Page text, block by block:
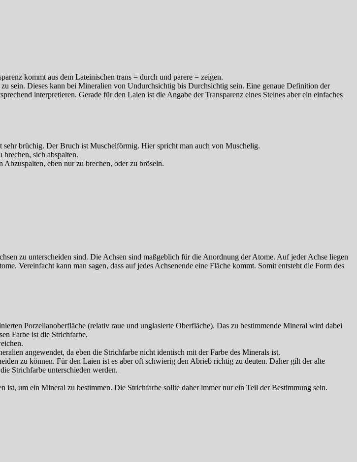
kommt aus dem Lateinischen trans = durch und parere = zeigen.
sein. Dieses kann bei Mineralien von Undurchsichtig bis Durchsichtig sein. Eine genaue Definition der
interpretieren. Gerade für den Laien ist die Angabe der Transparenz eines Steines aber ein einfaches
brüchig. Der Bruch ist Muschelförmig. Hier spricht man auch von Muschelig.
sich abspalten.
eben nur zu brechen, oder zu bröseln.
zu unterscheiden sind. Die Achsen sind maßgeblich für die Anordnung der Atome. Auf jeder Achse liegen
Vereinfacht kann man sagen, dass auf jedes Achsenende eine Fläche kommt. Somit entsteht die Form des
Porzellanoberfläche (relativ raue und unglasierte Oberfläche). Das zu bestimmende Mineral wird dabei
Farbe ist die Strichfarbe.
angewendet, da eben die Strichfarbe nicht identisch mit der Farbe des Minerals ist.
zu können. Für den Laien ist es aber oft schwierig den Abrieb richtig zu deuten. Daher gilt der alte
Strichfarbe unterschieden werden.
um ein Mineral zu bestimmen. Die Strichfarbe sollte daher immer nur ein Teil der Bestimmung sein.